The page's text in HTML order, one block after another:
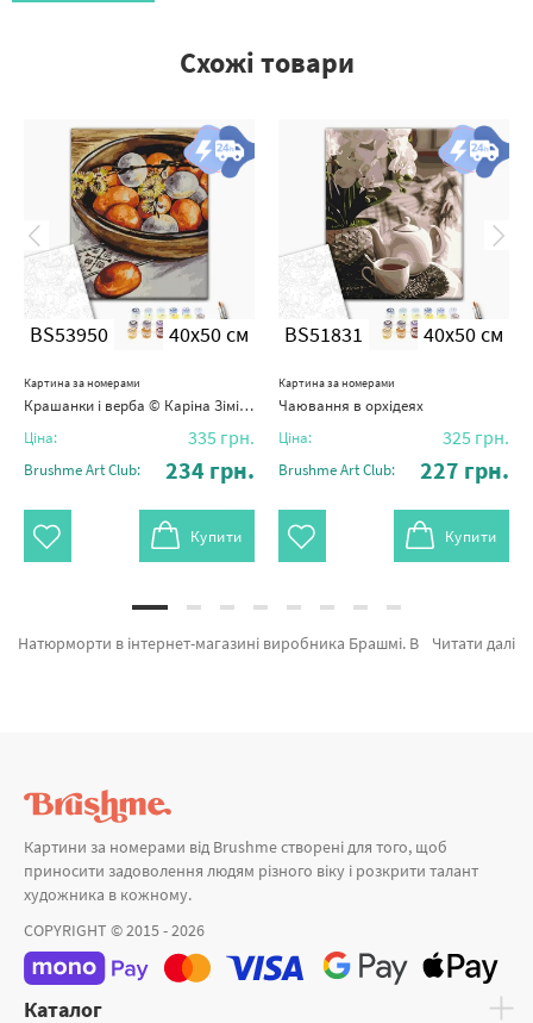
Схожі товари
BS53950 40x50 см
Картина за номерами
Крашанки і верба © Каріна Зіміна
Ціна: 335 грн.
Brushme Art Club: 234 грн.
Купити
BS51831 40x50 см
Картина за номерами
Чаювання в орхідеях
Ціна: 325 грн.
Brushme Art Club: 227 грн.
Купити
Читати далі
Натюрморти в інтернет-магазині виробника Брашмі. Ви на сторінці, де можна з легкістю обрати Картина за номерами Кава з круасаном GX5740 від признаного бренду Brushme який порадує продуманістю. Кожен продукт лінійки «Картини за номерами» допоможе захоплююче провести час. Лавандовий ранок, Рецепт щастя и Вино і фрукти а также професійних розробників за суперцінами. Оформлюючи замовлення Лісовий пейзаж та картина за номерами мавпа, блискавично привеземо в Одесу або іншу область. Лілії або картини за номерами дівчина, замовляйте прямо зараз!
Картини за номерами від Brushme створені для того, щоб
приносити задоволення людям різного віку і розкрити талант
художника в кожному.
COPYRIGHT © 2015 - 2026
Каталог